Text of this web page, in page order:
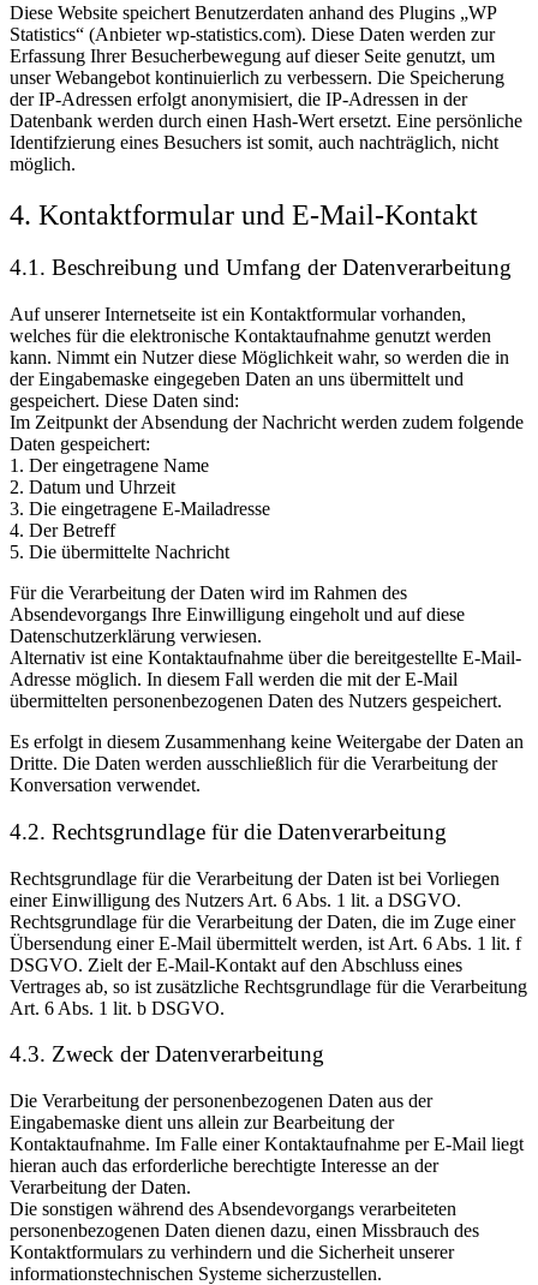
Diese Website speichert Benutzerdaten anhand des Plugins „WP
Statistics“ (Anbieter wp-statistics.com). Diese Daten werden zur
Erfassung Ihrer Besucherbewegung auf dieser Seite genutzt, um
unser Webangebot kontinuierlich zu verbessern. Die Speicherung
der IP-Adressen erfolgt anonymisiert, die IP-Adressen in der
Datenbank werden durch einen Hash-Wert ersetzt. Eine persönliche
Identifzierung eines Besuchers ist somit, auch nachträglich, nicht
möglich.
4. Kontaktformular und E-Mail-Kontakt
4.1. Beschreibung und Umfang der Datenverarbeitung
Auf unserer Internetseite ist ein Kontaktformular vorhanden,
welches für die elektronische Kontaktaufnahme genutzt werden
kann. Nimmt ein Nutzer diese Möglichkeit wahr, so werden die in
der Eingabemaske eingegeben Daten an uns übermittelt und
gespeichert. Diese Daten sind:
Im Zeitpunkt der Absendung der Nachricht werden zudem folgende
Daten gespeichert:
1. Der eingetragene Name
2. Datum und Uhrzeit
3. Die eingetragene E-Mailadresse
4. Der Betreff
5. Die übermittelte Nachricht
Für die Verarbeitung der Daten wird im Rahmen des
Absendevorgangs Ihre Einwilligung eingeholt und auf diese
Datenschutzerklärung verwiesen.
Alternativ ist eine Kontaktaufnahme über die bereitgestellte E-Mail-
Adresse möglich. In diesem Fall werden die mit der E-Mail
übermittelten personenbezogenen Daten des Nutzers gespeichert.
Es erfolgt in diesem Zusammenhang keine Weitergabe der Daten an
Dritte. Die Daten werden ausschließlich für die Verarbeitung der
Konversation verwendet.
4.2. Rechtsgrundlage für die Datenverarbeitung
Rechtsgrundlage für die Verarbeitung der Daten ist bei Vorliegen
einer Einwilligung des Nutzers Art. 6 Abs. 1 lit. a DSGVO.
Rechtsgrundlage für die Verarbeitung der Daten, die im Zuge einer
Übersendung einer E-Mail übermittelt werden, ist Art. 6 Abs. 1 lit. f
DSGVO. Zielt der E-Mail-Kontakt auf den Abschluss eines
Vertrages ab, so ist zusätzliche Rechtsgrundlage für die Verarbeitung
Art. 6 Abs. 1 lit. b DSGVO.
4.3. Zweck der Datenverarbeitung
Die Verarbeitung der personenbezogenen Daten aus der
Eingabemaske dient uns allein zur Bearbeitung der
Kontaktaufnahme. Im Falle einer Kontaktaufnahme per E-Mail liegt
hieran auch das erforderliche berechtigte Interesse an der
Verarbeitung der Daten.
Die sonstigen während des Absendevorgangs verarbeiteten
personenbezogenen Daten dienen dazu, einen Missbrauch des
Kontaktformulars zu verhindern und die Sicherheit unserer
informationstechnischen Systeme sicherzustellen.